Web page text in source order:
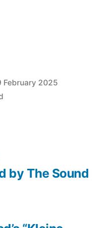
February 2025
by The Sound